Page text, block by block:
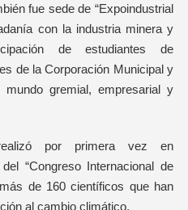
fue sede de “Expoindustrial
con la industria minera y
de estudiantes de
de la Corporación Municipal y
gremial, empresarial y
por primera vez en
“Congreso Internacional de
de 160 científicos que han
al cambio climático.